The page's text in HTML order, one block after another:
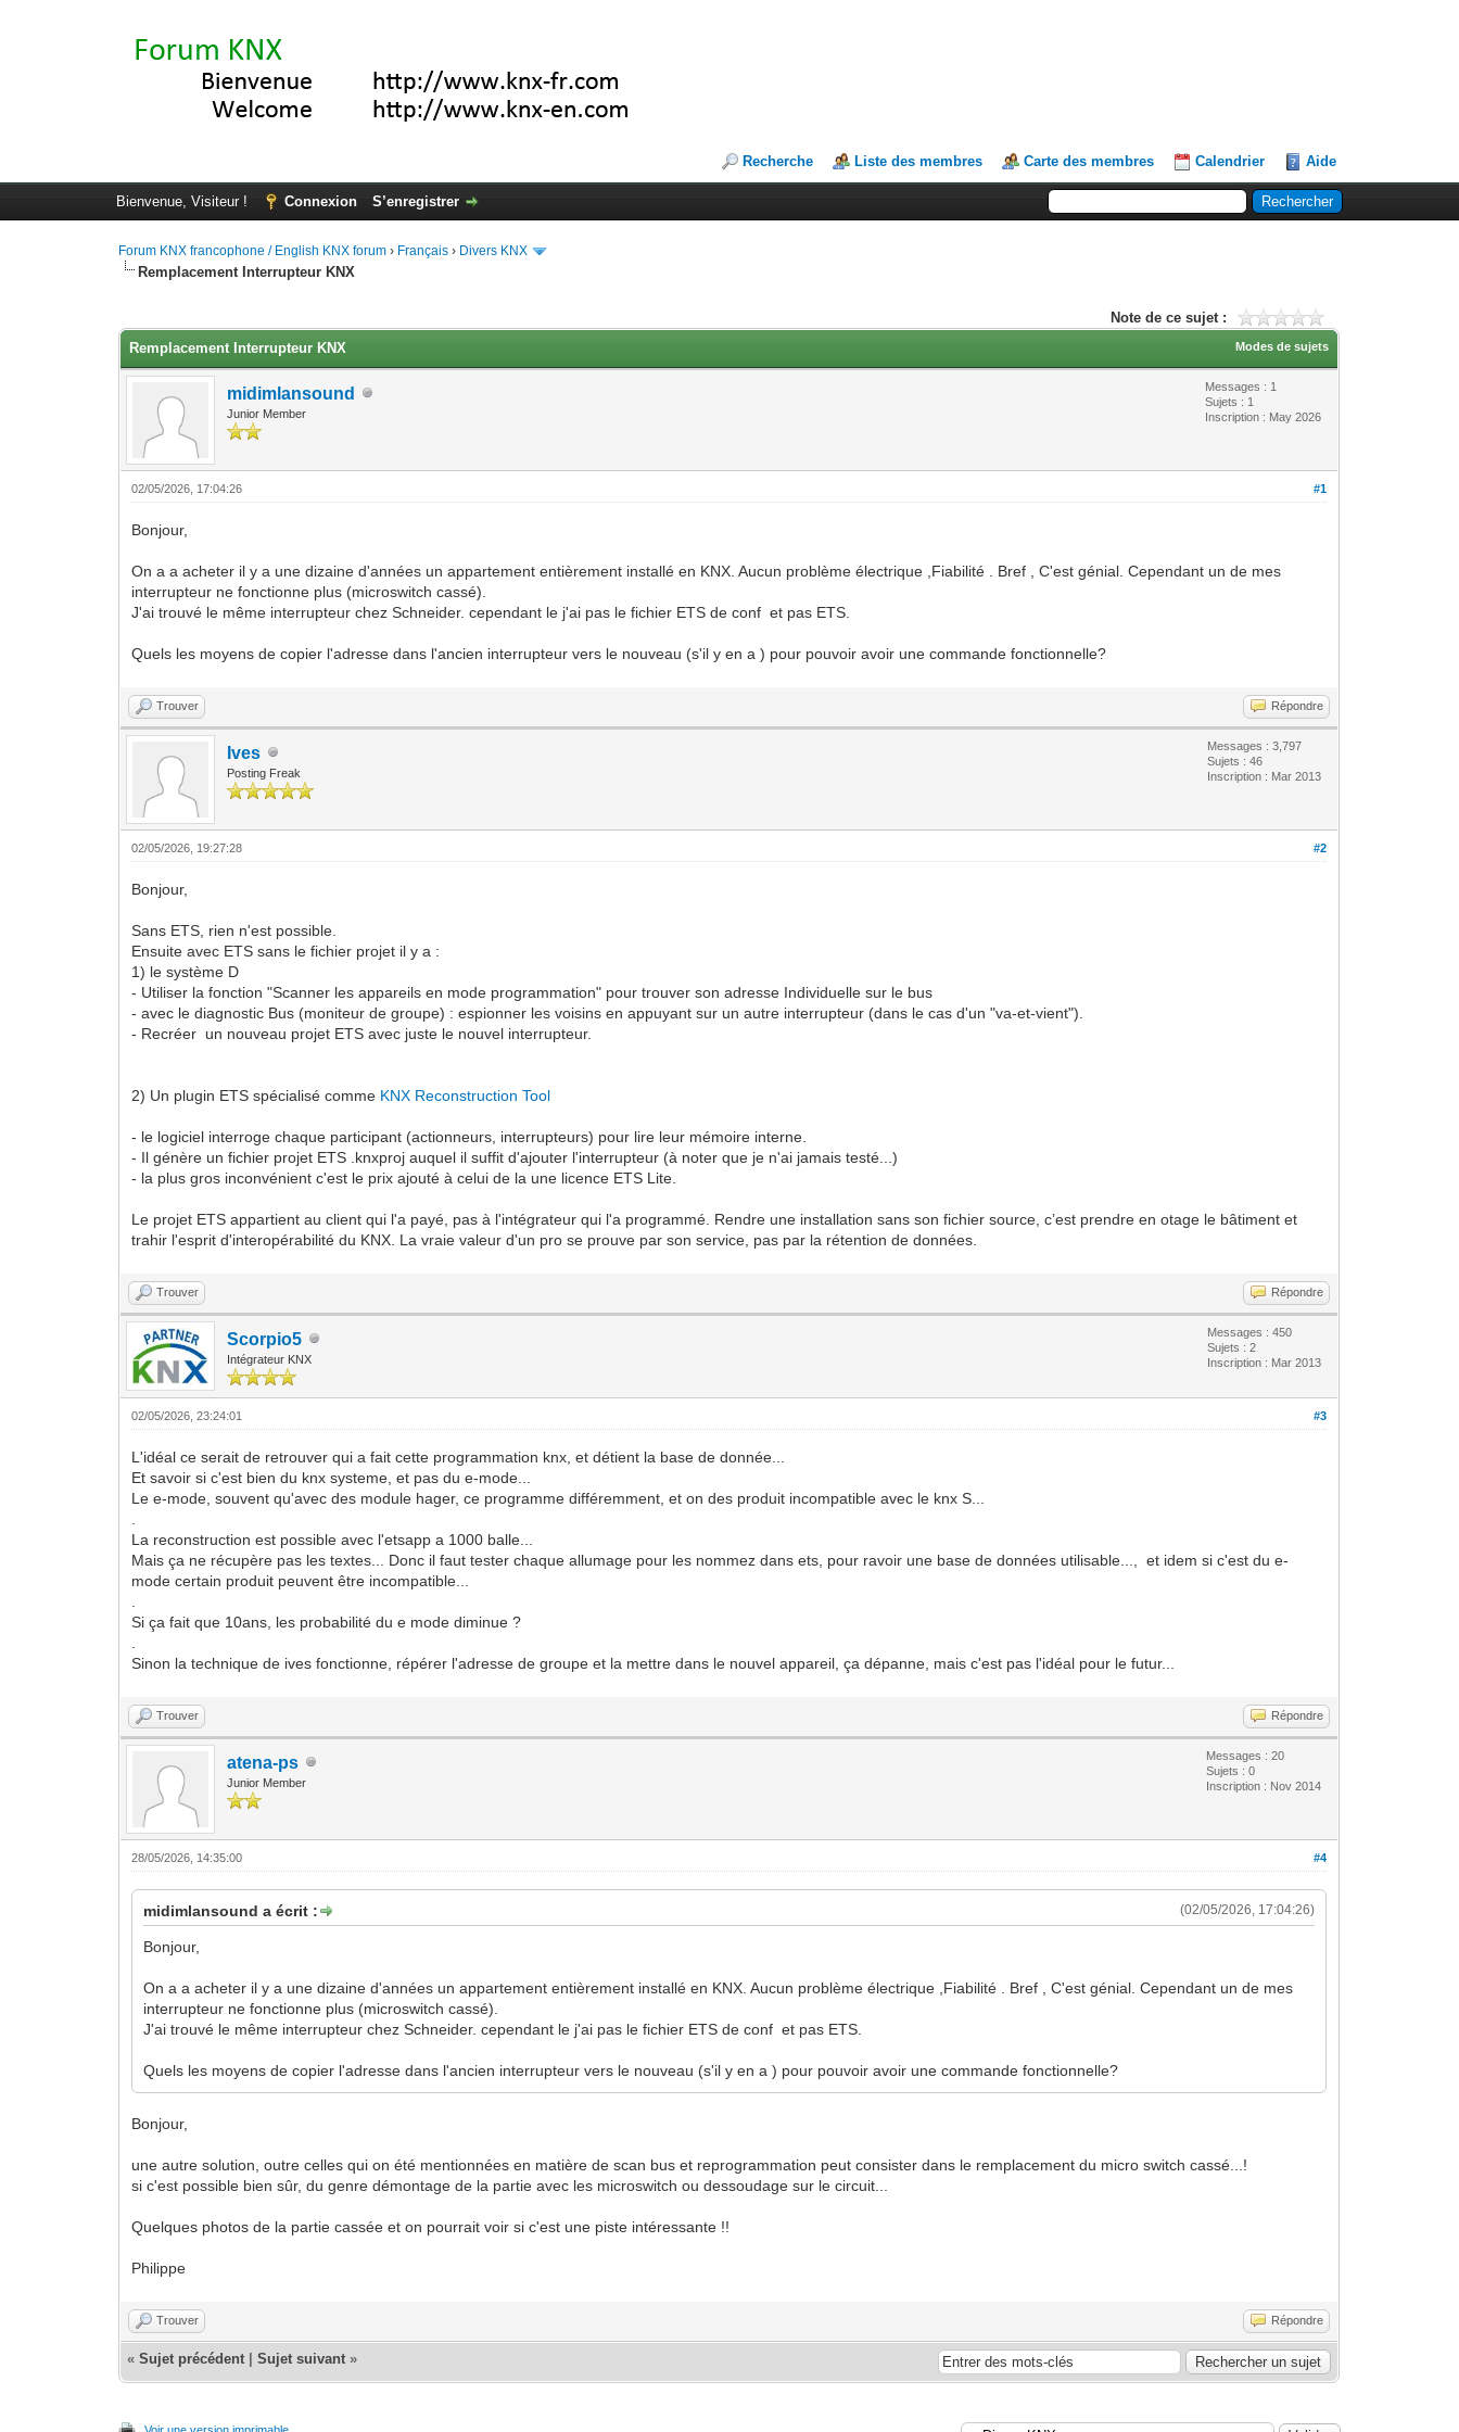
Recherche Liste des membres Carte des membres Calendrier Aide
Bienvenue, Visiteur ! Connexion S’enregistrer
Forum KNX francophone / English KNX forum › Français › Divers KNX
Remplacement Interrupteur KNX
Note de ce sujet :
Modes de sujets
Remplacement Interrupteur KNX
midimlansound
Junior Member
Messages : 1
Sujets : 1
Inscription : May 2026
#1
02/05/2026, 17:04:26
Bonjour,
On a a acheter il y a une dizaine d'années un appartement entièrement installé en KNX. Aucun problème électrique ,Fiabilité . Bref , C'est génial. Cependant un de mes
interrupteur ne fonctionne plus (microswitch cassé).
J'ai trouvé le même interrupteur chez Schneider. cependant le j'ai pas le fichier ETS de conf et pas ETS.
Quels les moyens de copier l'adresse dans l'ancien interrupteur vers le nouveau (s'il y en a ) pour pouvoir avoir une commande fonctionnelle?
Trouver Répondre
Ives
Posting Freak
Messages : 3,797
Sujets : 46
Inscription : Mar 2013
#2
02/05/2026, 19:27:28
Bonjour,
Sans ETS, rien n'est possible.
Ensuite avec ETS sans le fichier projet il y a :
1) le système D
- Utiliser la fonction "Scanner les appareils en mode programmation" pour trouver son adresse Individuelle sur le bus
- avec le diagnostic Bus (moniteur de groupe) : espionner les voisins en appuyant sur un autre interrupteur (dans le cas d'un "va-et-vient").
- Recréer un nouveau projet ETS avec juste le nouvel interrupteur.
2) Un plugin ETS spécialisé comme KNX Reconstruction Tool
- le logiciel interroge chaque participant (actionneurs, interrupteurs) pour lire leur mémoire interne.
- Il génère un fichier projet ETS .knxproj auquel il suffit d'ajouter l'interrupteur (à noter que je n'ai jamais testé...)
- la plus gros inconvénient c'est le prix ajouté à celui de la une licence ETS Lite.
Le projet ETS appartient au client qui l'a payé, pas à l'intégrateur qui l'a programmé. Rendre une installation sans son fichier source, c’est prendre en otage le bâtiment et
trahir l'esprit d'interopérabilité du KNX. La vraie valeur d'un pro se prouve par son service, pas par la rétention de données.
Trouver Répondre
Scorpio5
Intégrateur KNX
Messages : 450
Sujets : 2
Inscription : Mar 2013
#3
02/05/2026, 23:24:01
L'idéal ce serait de retrouver qui a fait cette programmation knx, et détient la base de donnée...
Et savoir si c'est bien du knx systeme, et pas du e-mode...
Le e-mode, souvent qu'avec des module hager, ce programme différemment, et on des produit incompatible avec le knx S...
La reconstruction est possible avec l'etsapp a 1000 balle...
Mais ça ne récupère pas les textes... Donc il faut tester chaque allumage pour les nommez dans ets, pour ravoir une base de données utilisable..., et idem si c'est du e-
mode certain produit peuvent être incompatible...
Si ça fait que 10ans, les probabilité du e mode diminue ?
Sinon la technique de ives fonctionne, répérer l'adresse de groupe et la mettre dans le nouvel appareil, ça dépanne, mais c'est pas l'idéal pour le futur...
Trouver Répondre
atena-ps
Junior Member
Messages : 20
Sujets : 0
Inscription : Nov 2014
#4
28/05/2026, 14:35:00
(02/05/2026, 17:04:26)
midimlansound a écrit :
Bonjour,
On a a acheter il y a une dizaine d'années un appartement entièrement installé en KNX. Aucun problème électrique ,Fiabilité . Bref , C'est génial. Cependant un de mes
interrupteur ne fonctionne plus (microswitch cassé).
J'ai trouvé le même interrupteur chez Schneider. cependant le j'ai pas le fichier ETS de conf et pas ETS.
Quels les moyens de copier l'adresse dans l'ancien interrupteur vers le nouveau (s'il y en a ) pour pouvoir avoir une commande fonctionnelle?
Bonjour,
une autre solution, outre celles qui on été mentionnées en matière de scan bus et reprogrammation peut consister dans le remplacement du micro switch cassé...!
si c'est possible bien sûr, du genre démontage de la partie avec les microswitch ou dessoudage sur le circuit...
Quelques photos de la partie cassée et on pourrait voir si c'est une piste intéressante !!
Philippe
Trouver Répondre
«Sujet précédent |Sujet suivant »